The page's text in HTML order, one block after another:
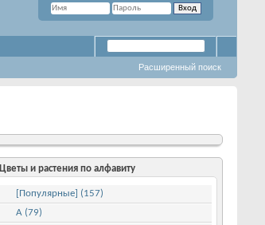
Расширенный поиск
Цветы и растения по алфавиту
[Популярные] (157)
А (79)